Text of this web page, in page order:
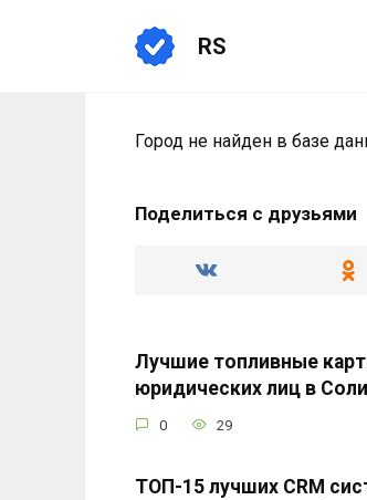
RS
Город не найден в базе
Поделиться с друзьями
Лучшие топливные
юридических лиц в
0 29
ТОП-15 лучших CRM